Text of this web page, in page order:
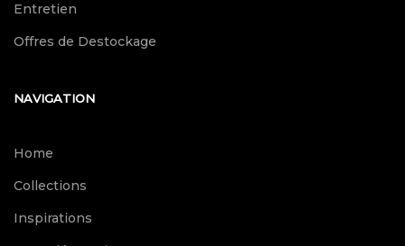
Entretien
Offres de Destockage
NAVIGATION
Home
Collections
Inspirations